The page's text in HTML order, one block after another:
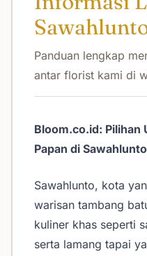
Panduan lengkap
antar florist kami di
Bloom.co.id: Pilihan
Papan di Sawahlunto
Sawahlunto, kota
warisan tambang
kuliner khas seperti
serta lamang tapai